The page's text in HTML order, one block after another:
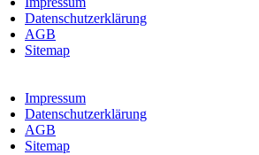
Datenschutzerklärung
AGB
Sitemap
Impressum
Datenschutzerklärung
AGB
Sitemap